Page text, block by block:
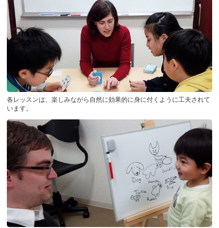
各レッスンは、楽しみながら自然に効果的に身に付くように工夫されて
います。